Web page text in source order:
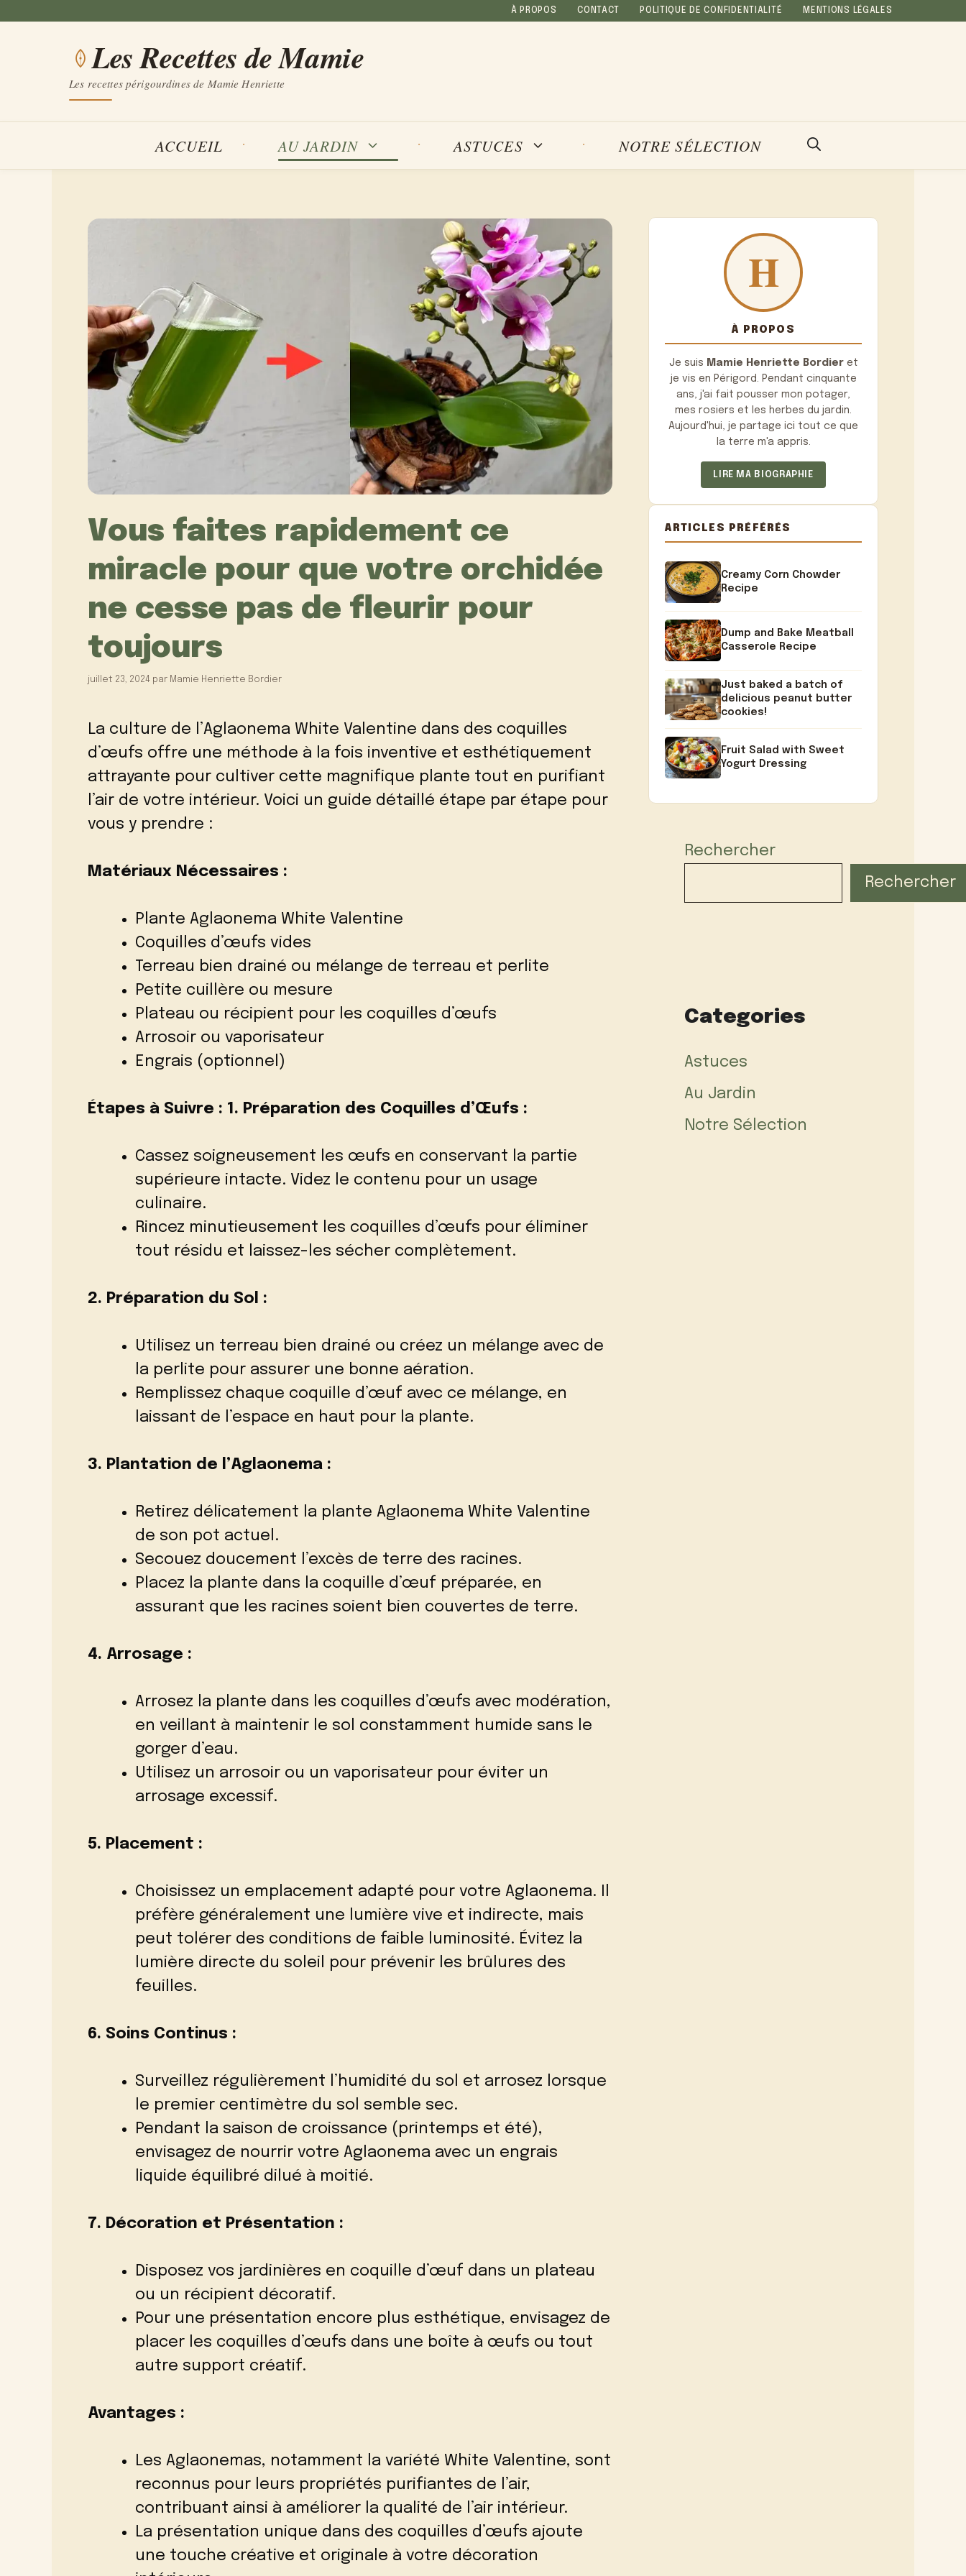
À PROPOS CONTACT POLITIQUE DE CONFIDENTIALITÉ MENTIONS LÉGALES
Les Recettes de Mamie
Les recettes périgourdines de Mamie Henriette
ACCUEIL AU JARDIN ASTUCES NOTRE SÉLECTION
Vous faites rapidement ce
miracle pour que votre orchidée
ne cesse pas de fleurir pour
toujours
juillet 23, 2024 par Mamie Henriette Bordier
La culture de l’Aglaonema White Valentine dans des coquilles
d’œufs offre une méthode à la fois inventive et esthétiquement
attrayante pour cultiver cette magnifique plante tout en purifiant
l’air de votre intérieur. Voici un guide détaillé étape par étape pour
vous y prendre :
Matériaux Nécessaires :
Plante Aglaonema White Valentine
Coquilles d’œufs vides
Terreau bien drainé ou mélange de terreau et perlite
Petite cuillère ou mesure
Plateau ou récipient pour les coquilles d’œufs
Arrosoir ou vaporisateur
Engrais (optionnel)
Étapes à Suivre : 1. Préparation des Coquilles d’Œufs :
Cassez soigneusement les œufs en conservant la partie
supérieure intacte. Videz le contenu pour un usage
culinaire.
Rincez minutieusement les coquilles d’œufs pour éliminer
tout résidu et laissez-les sécher complètement.
2. Préparation du Sol :
Utilisez un terreau bien drainé ou créez un mélange avec de
la perlite pour assurer une bonne aération.
Remplissez chaque coquille d’œuf avec ce mélange, en
laissant de l’espace en haut pour la plante.
3. Plantation de l’Aglaonema :
Retirez délicatement la plante Aglaonema White Valentine
de son pot actuel.
Secouez doucement l’excès de terre des racines.
Placez la plante dans la coquille d’œuf préparée, en
assurant que les racines soient bien couvertes de terre.
4. Arrosage :
Arrosez la plante dans les coquilles d’œufs avec modération,
en veillant à maintenir le sol constamment humide sans le
gorger d’eau.
Utilisez un arrosoir ou un vaporisateur pour éviter un
arrosage excessif.
5. Placement :
Choisissez un emplacement adapté pour votre Aglaonema. Il
préfère généralement une lumière vive et indirecte, mais
peut tolérer des conditions de faible luminosité. Évitez la
lumière directe du soleil pour prévenir les brûlures des
feuilles.
6. Soins Continus :
Surveillez régulièrement l’humidité du sol et arrosez lorsque
le premier centimètre du sol semble sec.
Pendant la saison de croissance (printemps et été),
envisagez de nourrir votre Aglaonema avec un engrais
liquide équilibré dilué à moitié.
7. Décoration et Présentation :
Disposez vos jardinières en coquille d’œuf dans un plateau
ou un récipient décoratif.
Pour une présentation encore plus esthétique, envisagez de
placer les coquilles d’œufs dans une boîte à œufs ou tout
autre support créatif.
Avantages :
Les Aglaonemas, notamment la variété White Valentine, sont
reconnus pour leurs propriétés purifiantes de l’air,
contribuant ainsi à améliorer la qualité de l’air intérieur.
La présentation unique dans des coquilles d’œufs ajoute
une touche créative et originale à votre décoration
À PROPOS
Je suis Mamie Henriette Bordieret
je vis en Périgord. Pendant cinquante
ans, j'ai fait pousser mon potager,
mes rosiers et les herbes du jardin.
Aujourd'hui, je partage ici tout ce que
la terre m'a appris.
LIRE MA BIOGRAPHIE
ARTICLES PRÉFÉRÉS
Creamy Corn Chowder
Recipe
Dump and Bake Meatball
Casserole Recipe
Just baked a batch of
delicious peanut butter
cookies!
Fruit Salad with Sweet
Yogurt Dressing
Rechercher
Rechercher
Categories
Astuces
Au Jardin
Notre Sélection